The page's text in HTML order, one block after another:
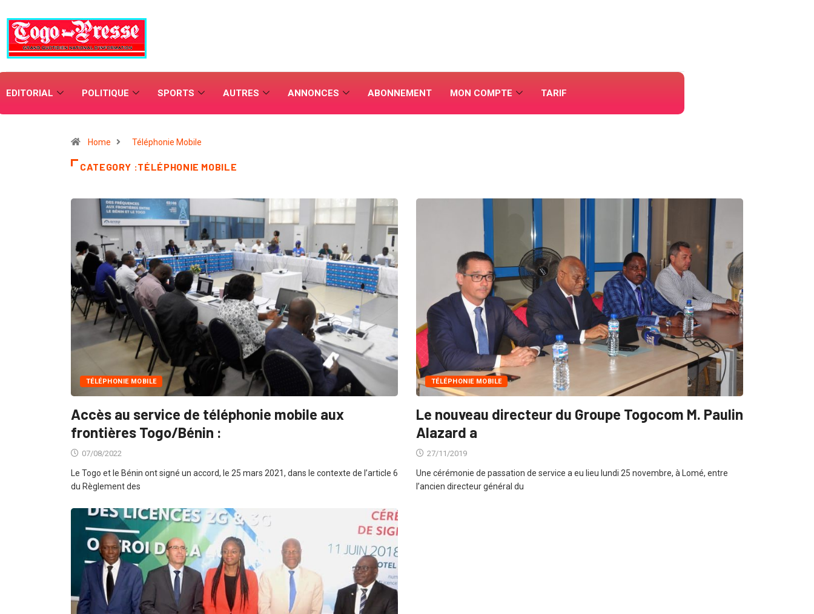
EDITORIAL POLITIQUE SPORTS AUTRES ANNONCES ABONNEMENT MON COMPTE TARIF
Home Téléphonie Mobile
CATEGORY :TÉLÉPHONIE MOBILE
TÉLÉPHONIE MOBILE
Accès au service de téléphonie mobile aux
frontières Togo/Bénin :
07/08/2022
Le Togo et le Bénin ont signé un accord, le 25 mars 2021, dans le contexte de l’article 6
du Règlement des
TÉLÉPHONIE MOBILE
Le nouveau directeur du Groupe Togocom M. Paulin
Alazard a
27/11/2019
Une cérémonie de passation de service a eu lieu lundi 25 novembre, à Lomé, entre
l’ancien directeur général du